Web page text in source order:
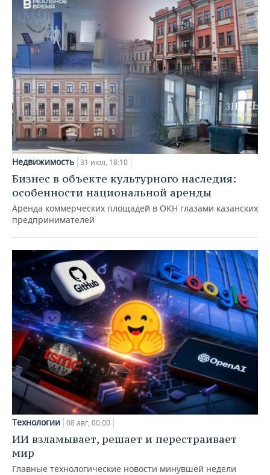
Недвижимость 31 июл, 18:10
Бизнес в объекте культурного наследия:
особенности национальной аренды
Аренда коммерческих площадей в ОКН глазами казанских
предпринимателей
Технологии 08 авг, 00:00
ИИ взламывает, решает и перестраивает
мир
Главные технологические новости минувшей недели